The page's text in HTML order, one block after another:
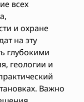
всех
и охране
на эту
глубокими
геологии и
Важно